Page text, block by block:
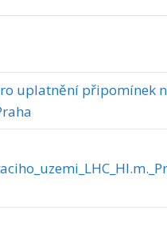
uplatnění připomínek